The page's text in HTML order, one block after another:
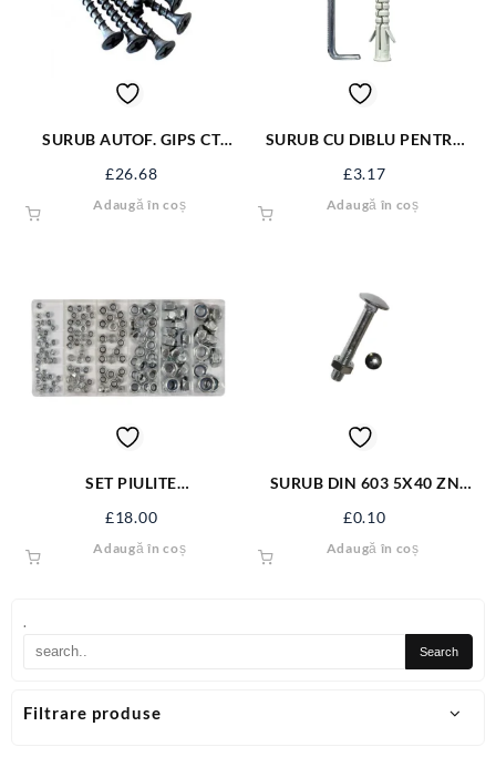
.
Filtrare produse
SURUB AUTOF. GIPS CT
£26.68
Adaugă în coș
SURUB CU DIBLU PENTRU
£3.17
Adaugă în coș
SET PIULITE
YT-06774
£18.00
Adaugă în coș
SURUB DIN 603 5X40 ZN
£0.10
Adaugă în coș